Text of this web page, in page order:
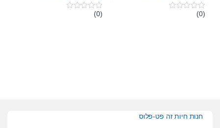
0(0)
0(0)
חנות חיות זה פט-פלוס